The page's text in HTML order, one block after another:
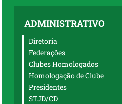
ADMINISTRATIVO
Diretoria
Federações
Clubes Homologados
Homologação de Clube
Presidentes
STJD/CD